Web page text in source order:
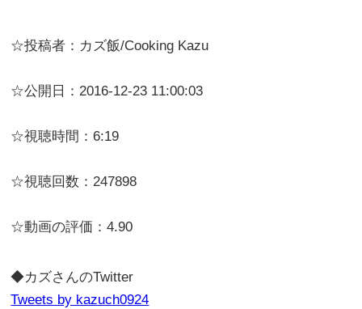
☆投稿者：カズ飯/Cooking Kazu
☆公開日：2016-12-23 11:00:03
☆視聴時間：6:19
☆視聴回数：247898
☆動画の評価：4.90
◆カズさんのTwitter
Tweets by kazuch0924